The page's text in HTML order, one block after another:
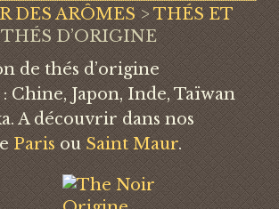
DES ARÔMES>THÉS ET
THÉS D’ORIGINE
de thés d’origine
Chine, Japon, Inde, Taïwan
A découvrir dans nos
ParisouSaint Maur.